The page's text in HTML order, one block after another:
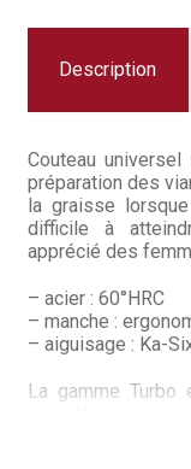
Téléchargements
Thank you for booking
Trouver mon couteau
Trouver mon magasin
TURBO
Description
Couteau
préparation des
la graisse
difficile à
apprécié des
– acier : 60°HRC
– manche :
– aiguisage : Ka-
La gamme Turbo